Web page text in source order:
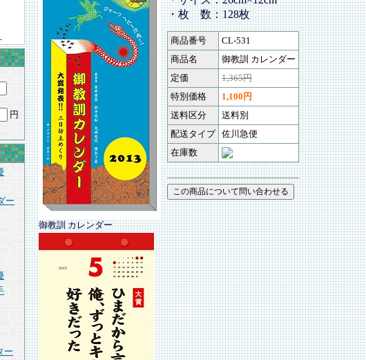
円
ー
ー
御教訓 カレンダー
・枚 数：128枚
商品番号
CL-531
商品名
御教訓 カレンダー
定価
1,365円
特別価格
1,100円
送料区分
送料別
配送タイプ 佐川急便
在庫数